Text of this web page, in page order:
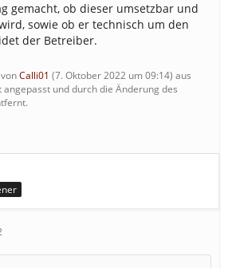
gemacht, ob dieser umsetzbar und
sowie ob er technisch um den
der Betreiber.
Calli01 (7. Oktober 2022 um 09:14) aus
und durch die Änderung des